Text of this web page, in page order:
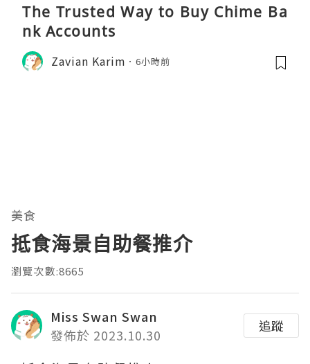
The Trusted Way to Buy Chime Ba
nk Accounts
Zavian Karim 6小時前
美食
抵食海景自助餐推介
瀏覽次數:8665
Miss Swan Swan
發佈於 2023.10.30
追蹤